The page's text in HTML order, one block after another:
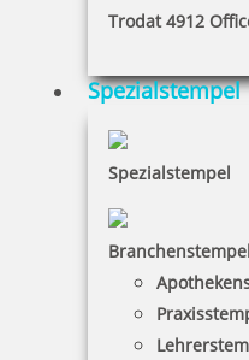
Trodat 4912
Spezialstempel
Spezialstempel
Branchenstempel